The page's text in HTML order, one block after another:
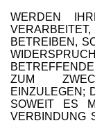
WERDEN
BETREIBEN,
ZUM
EINZULEGEN;
SOWEIT ES
VERBINDUNG